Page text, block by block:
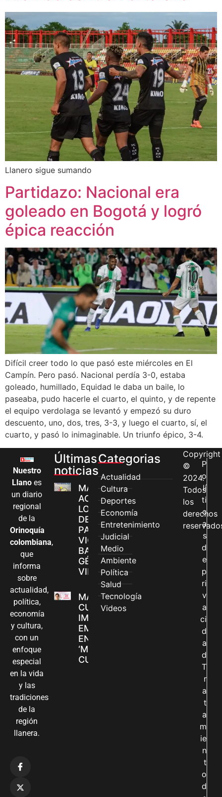
Llanero sigue sumando
Partidazo: Nacional era
goleado en Bogotá y logró
épica reacción
Difícil creer todo lo que pasó este miércoles en El
Campín. Pero pasó. Nacional perdía 3-0, estaba
goleado, humillado, Equidad le daba un baile, lo
paseaba, pudo hacerle el cuarto, el quinto, y de repente
el equipo verdolaga se levantó y empezó su duro
descuento, uno, dos, tres, 3-3, y luego el cuarto, sí, el
cuarto, y pasó lo inimaginable. Un triunfo épico, 3-4.
Nuestro
Llano es
un diario
regional
de la
Orinoquía
colombiana,
que
informa
sobre
actualidad,
política,
economía
y cultura,
con un
enfoque
especial
en la vida
y las
tradiciones
de la
región
llanera.
Últimas
noticias
MÁS MUJERES
ACCEDEN A
LOS CANALES
DE ATENCIÓN
PARA
VIOLENCIAS
BASADAS EN
GÉNERO EN
VILLAVICENCIO
MADRES
CUIDADORAS
IMPULSAN SUS
EMPRENDIMIENTOS
EN LA FERIA
‘MANOS QUE
CUIDAN Y CREAN’
Categorias
Actualidad
Cultura
Deportes
Economía
Entretenimiento
Judicial
Medio
Ambiente
Política
Salud
Tecnología
Videos
Copyright
©
2024.
Todos
los
derechos
P
o
lí
ti
c
a
s
d
e
p
ri
v
a
ci
d
a
d
T
r
a
t
a
m
ie
n
t
o
d